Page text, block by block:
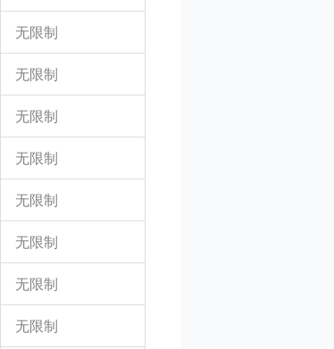
无限制
无限制
无限制
无限制
无限制
无限制
无限制
无限制